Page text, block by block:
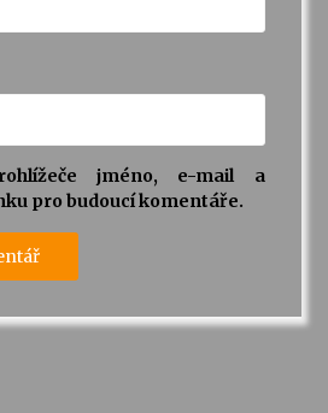
jméno, e-mail a
pro budoucí komentáře.